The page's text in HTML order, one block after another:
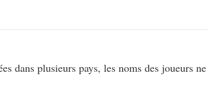
dans plusieurs pays, les noms des joueurs